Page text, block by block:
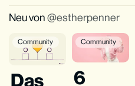
Neu von estherpenner
Community
Das
Community
6